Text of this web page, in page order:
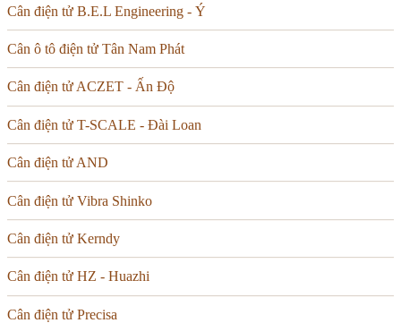
Cân điện tử B.E.L Engineering - Ý
Cân ô tô điện tử Tân Nam Phát
Cân điện tử ACZET - Ấn Độ
Cân điện tử T-SCALE - Đài Loan
Cân điện tử AND
Cân điện tử Vibra Shinko
Cân điện tử Kerndy
Cân điện tử HZ - Huazhi
Cân điện tử Precisa